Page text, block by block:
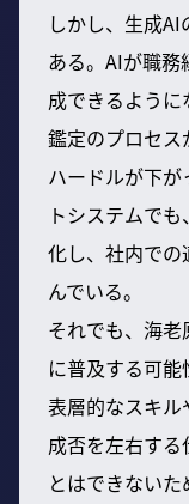
しかし、生成
ある。AIが職
成できるよう
鑑定のプロセ
ハードルが下
トシステムで
化し、社内で
んでいる。
それでも、海
に普及する可
表層的なスキル
成否を左右す
とはできない